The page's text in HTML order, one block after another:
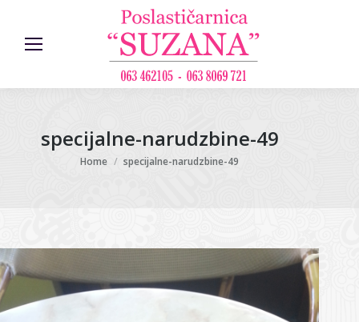
specijalne-narudzbine-49
You are here:
Home specijalne-narudzbine-49